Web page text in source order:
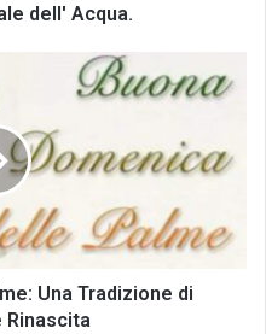
dell' Acqua.
Una Tradizione di
Rinascita